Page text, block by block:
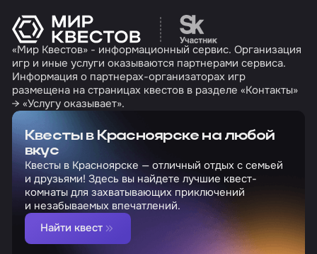
Перейти на сайт
«Мир Квестов» - информационный сервис. Организация
игр и иные услуги оказываются партнерами сервиса.
Информация о партнерах-организаторах игр
размещена на страницах квестов в разделе «Контакты»
→ «Услугу оказывает».
Квесты в Красноярске на любой
вкус
Квесты в Красноярске — отличный отдых с семьей
и друзьями! Здесь вы найдете лучшие квест-
комнаты для захватывающих приключений
и незабываемых впечатлений.
Найти квест